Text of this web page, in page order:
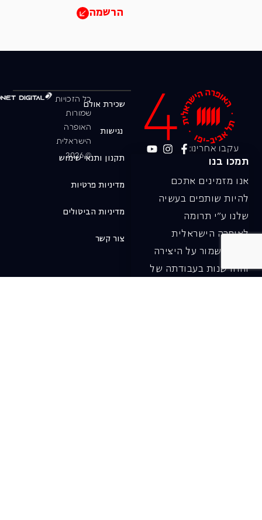
הרשמה
עקבו אחרינו:
תמכו בנו
אנו מזמינים אתכם
להיות שותפים בעשיה
שלנו ע"י תרומה
לאופרה הישראלית
ובכך לשמור על היצירה
והחדשנות בעבודתה של
כל הזכויות
שמורות
האופרה
הישראלית
© 2026
שכירת אולם
נגישות
תקנון ותנאי שימוש
מדיניות פרטיות
מדיניות הביטולים
צור קשר